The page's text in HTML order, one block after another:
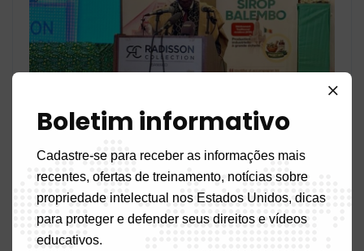
Boletim informativo
Cadastre-se para receber as informações mais
recentes, ofertas de treinamento, notícias sobre
propriedade intelectual nos Estados Unidos, dicas
para proteger e defender seus direitos e vídeos
educativos.